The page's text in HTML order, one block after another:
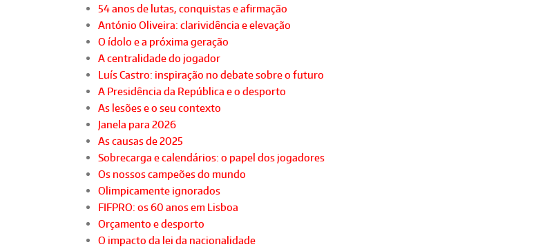
54 anos de lutas, conquistas e afirmação
António Oliveira: clarividência e elevação
O ídolo e a próxima geração
A centralidade do jogador
Luís Castro: inspiração no debate sobre o futuro
A Presidência da República e o desporto
As lesões e o seu contexto
Janela para 2026
As causas de 2025
Sobrecarga e calendários: o papel dos jogadores
Os nossos campeões do mundo
Olimpicamente ignorados
FIFPRO: os 60 anos em Lisboa
Orçamento e desporto
O impacto da lei da nacionalidade